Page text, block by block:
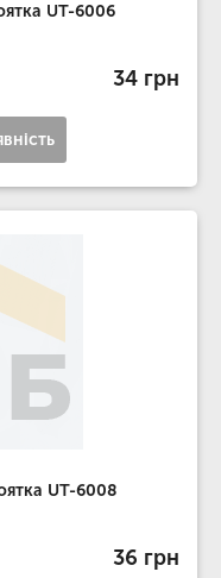
UT-6006
34 грн
UT-6008
36 грн